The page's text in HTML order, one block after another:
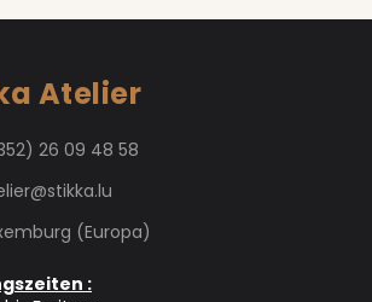
Atelier
26 09 48 58
(Europa)
: